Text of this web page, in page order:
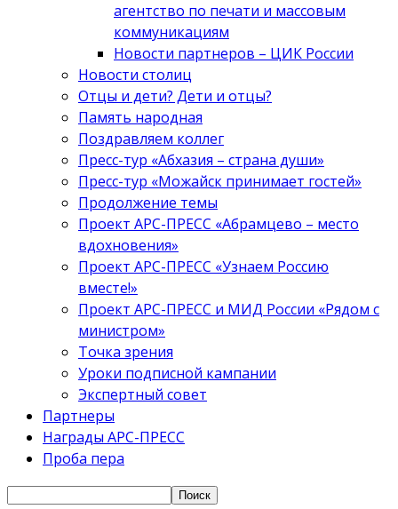
агентство по печати и массовым
коммуникациям
Новости партнеров – ЦИК России
Новости столиц
Отцы и дети? Дети и отцы?
Память народная
Поздравляем коллег
Пресс-тур «Абхазия – страна души»
Пресс-тур «Можайск принимает гостей»
Продолжение темы
Проект АРС-ПРЕСС «Абрамцево – место
вдохновения»
Проект АРС-ПРЕСС «Узнаем Россию
вместе!»
Проект АРС-ПРЕСС и МИД России «Рядом с
министром»
Точка зрения
Уроки подписной кампании
Экспертный совет
Партнеры
Награды АРС-ПРЕСС
Проба пера